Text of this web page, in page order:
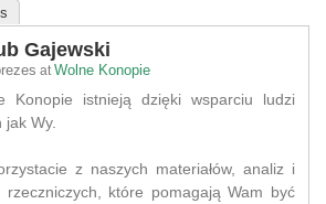
Gajewski
atWolne Konopie
Konopie istnieją dzięki wsparciu ludzi
jak Wy.
z naszych materiałów, analiz i
rzeczniczych, które pomagają Wam być